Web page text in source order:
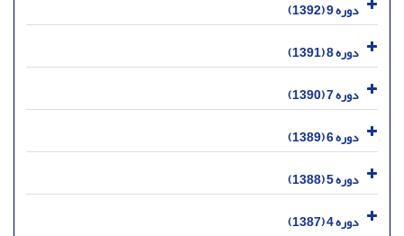
دوره 9 (1392)
دوره 8 (1391)
دوره 7 (1390)
دوره 6 (1389)
دوره 5 (1388)
دوره 4 (1387)